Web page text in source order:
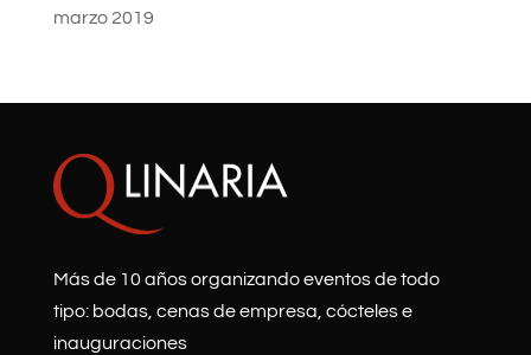
marzo 2019
Más de 10 años organizando eventos de todo
tipo: bodas, cenas de empresa, cócteles e
inauguraciones